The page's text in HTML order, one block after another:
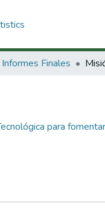
Finales
para